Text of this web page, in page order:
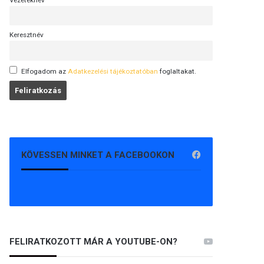
Keresztnév
Elfogadom az Adatkezelési tájékoztatóban foglaltakat.
KÖVESSEN MINKET A FACEBOOKON
FELIRATKOZOTT MÁR A YOUTUBE-ON?